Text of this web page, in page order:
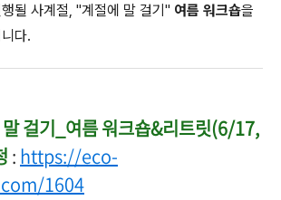
될 사계절, "계절에 말 걸기" 여름 워크숍을
다.
걸기_여름 워크숍&리트릿(6/17,
: https://eco-
1604